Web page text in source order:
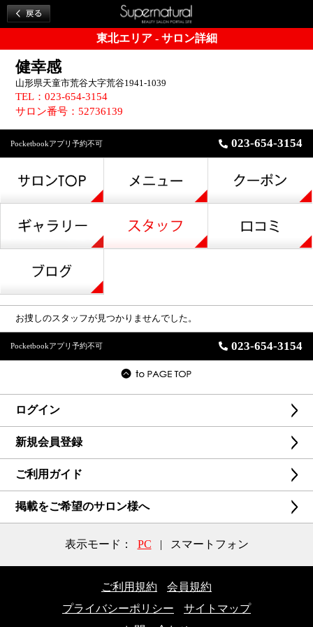
東北エリア - サロン詳細
健幸感
山形県天童市荒谷大字荒谷1941-1039
TEL：023-654-3154
サロン番号：52736139
Pocketbookアプリ予約不可 023-654-3154
お捜しのスタッフが見つかりませんでした。
Pocketbookアプリ予約不可 023-654-3154
ログイン
新規会員登録
ご利用ガイド
掲載をご希望のサロン様へ
表示モード： PC | スマートフォン
ご利用規約
会員規約
プライバシーポリシー
サイトマップ